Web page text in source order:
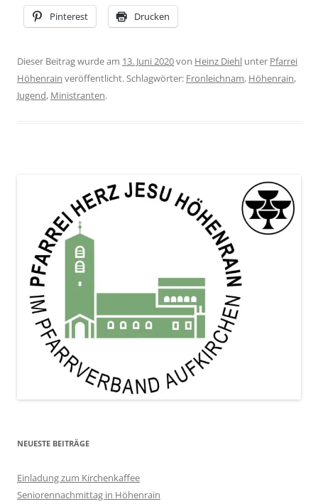
Pinterest Drucken
Dieser Beitrag wurde am 13. Juni 2020von Heinz Diehl unter Pfarrei
Höhenrain veröffentlicht. Schlagwörter: Fronleichnam, Höhenrain,
Jugend, Ministranten.
NEUESTE BEITRÄGE
Einladung zum Kirchenkaffee
Seniorennachmittag in Höhenrain